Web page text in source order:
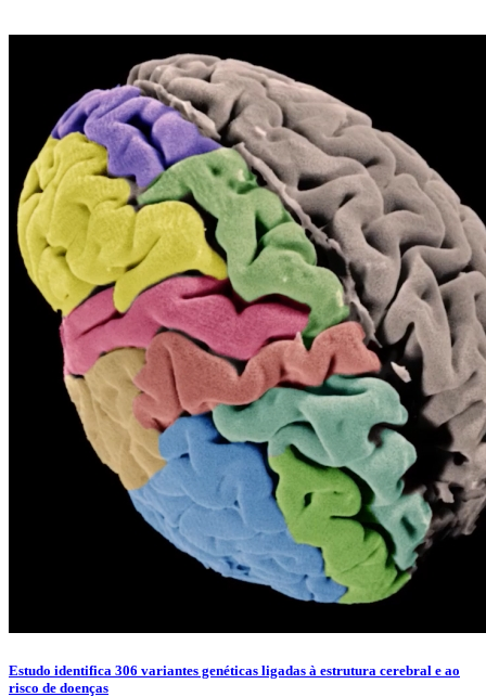
Estudo identifica 306 variantes genéticas ligadas à estrutura cerebral e ao
risco de doenças